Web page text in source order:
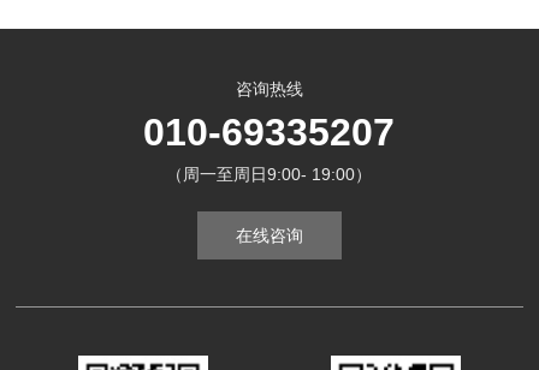
咨询热线
010-69335207
（周一至周日9:00- 19:00）
在线咨询